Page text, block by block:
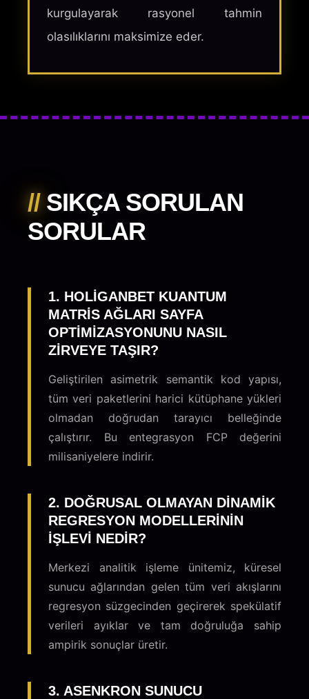
kurgulayarak rasyonel tahmin
olasılıklarını maksimize eder.
//SIKÇA SORULAN
SORULAR
1. HOLIGANBET KUANTUM
MATRIS AĞLARI SAYFA
OPTIMIZASYONUNU NASIL
ZIRVEYE TAŞIR?
Geliştirilen asimetrik semantik kod yapısı,
tüm veri paketlerini harici kütüphane yükleri
olmadan doğrudan tarayıcı belleğinde
çalıştırır. Bu entegrasyon FCP değerini
milisaniyelere indirir.
2. DOĞRUSAL OLMAYAN DINAMIK
REGRESYON MODELLERININ
IŞLEVI NEDIR?
Merkezi analitik işleme ünitemiz, küresel
sunucu ağlarından gelen tüm veri akışlarını
regresyon süzgecinden geçirerek spekülatif
verileri ayıklar ve tam doğruluğa sahip
ampirik sonuçlar üretir.
3. ASENKRON SUNUCU